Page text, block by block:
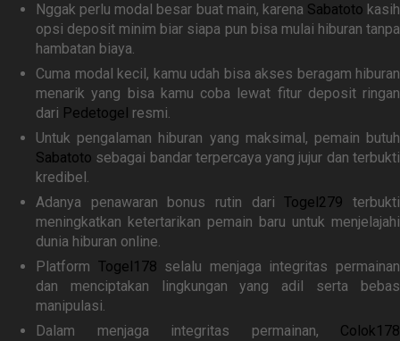
Nggak perlu modal besar buat main, karena Sabatoto kasih
opsi deposit minim biar siapa pun bisa mulai hiburan tanpa
hambatan biaya.
Cuma modal kecil, kamu udah bisa akses beragam hiburan
menarik yang bisa kamu coba lewat fitur deposit ringan
dari Pedetogel resmi.
Untuk pengalaman hiburan yang maksimal, pemain butuh
Sabatoto sebagai bandar terpercaya yang jujur dan terbukti
kredibel.
Adanya penawaran bonus rutin dariTogel279 terbukti
meningkatkan ketertarikan pemain baru untuk menjelajahi
dunia hiburan online.
Platform Togel178 selalu menjaga integritas permainan
dan menciptakan lingkungan yang adil serta bebas
manipulasi.
Dalam menjaga integritas permainan, Colok178